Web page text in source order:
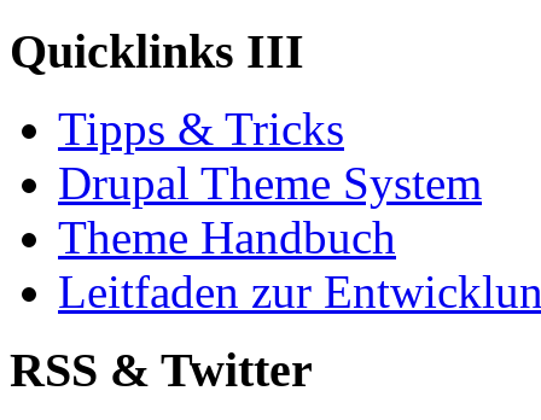
Quicklinks III
Tipps & Tricks
Drupal Theme System
Theme Handbuch
Leitfaden zur
RSS & Twitter